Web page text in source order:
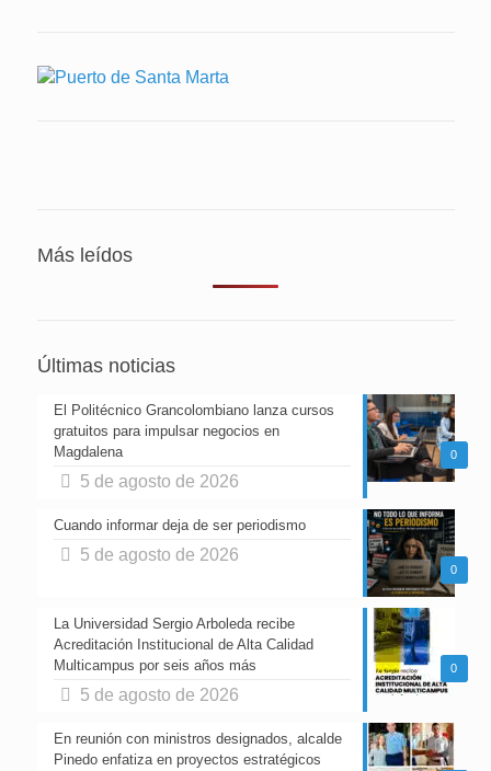
Más leídos
Últimas noticias
0
El Politécnico Grancolombiano lanza cursos
gratuitos para impulsar negocios en
Magdalena
5 de agosto de 2026
0
Cuando informar deja de ser periodismo
5 de agosto de 2026
0
La Universidad Sergio Arboleda recibe
Acreditación Institucional de Alta Calidad
Multicampus por seis años más
5 de agosto de 2026
En reunión con ministros designados, alcalde
Pinedo enfatiza en proyectos estratégicos